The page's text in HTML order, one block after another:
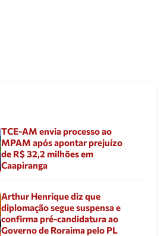
TCE-AM envia processo ao
MPAM após apontar prejuízo
de R$ 32,2 milhões em
Caapiranga
Arthur Henrique diz que
diplomação segue suspensa e
confirma pré-candidatura ao
Governo de Roraima pelo PL